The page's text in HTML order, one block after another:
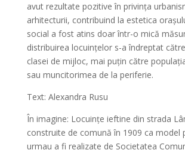
avut rezultate pozitive în privința
arhitecturii, contribuind la estetica
social a fost atins doar într-o mică
distribuirea locuințelor s-a îndreptat
clasei de mijloc, mai puțin către
sau muncitorimea de la periferie.
Text: Alexandra Rusu
În imagine: Locuințe ieftine din strada
construite de comună în 1909 ca model
urmau a fi realizate de Societatea